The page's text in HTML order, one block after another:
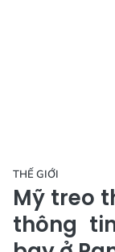
THẾ GIỚI
Mỹ treo
thông